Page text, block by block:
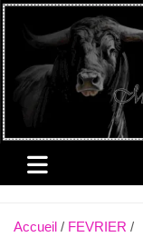
Aller
au
contenu
Accueil
FEVRIER